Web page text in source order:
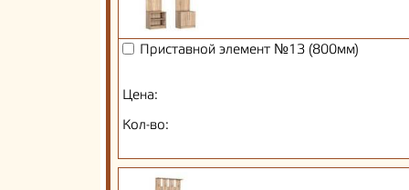
Приставной элемент №13 (800мм)
Цена:
Кол-во: